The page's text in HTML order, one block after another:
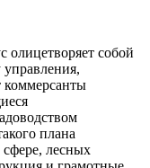
олицетворяет собой
управления,
коммерсанты
плана
лесных